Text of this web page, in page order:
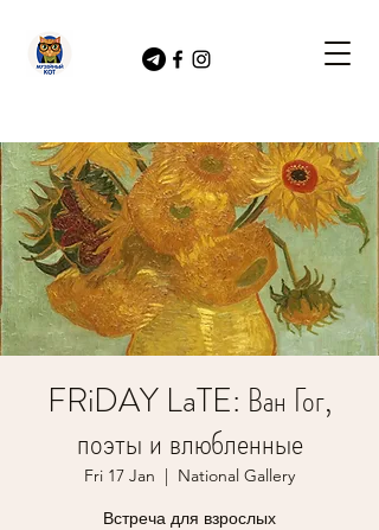
FRiDAY LaTE: Ван Гог,
поэты и влюбленные
Fri 17 Jan
  |
National Gallery
Встреча для взрослых